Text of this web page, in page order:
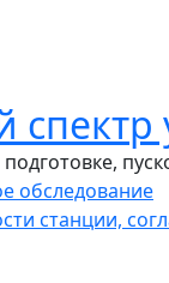
обследование
станции,